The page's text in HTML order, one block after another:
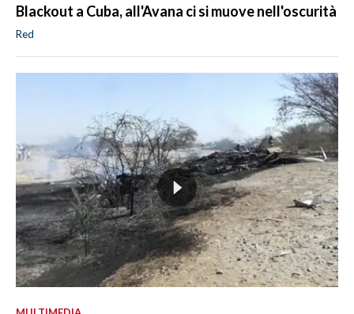
Blackout a Cuba, all'Avana ci si muove nell'oscurità
Red